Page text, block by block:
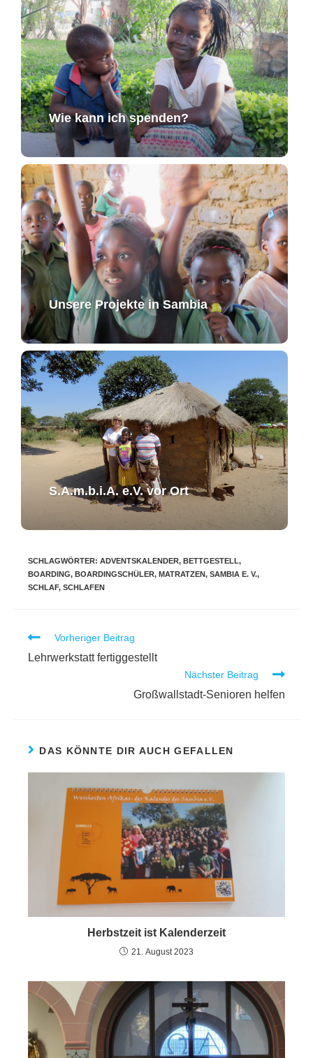
Wie kann ich spenden?
Unsere Projekte in Sambia
S.A.m.b.i.A. e.V. ​vor Ort​​
SCHLAGWÖRTER: ADVENTSKALENDER, BETTGESTELL,
BOARDING, BOARDINGSCHÜLER, MATRATZEN, SAMBIA E. V.,
SCHLAF, SCHLAFEN
Vorheriger Beitrag
Lehrwerkstatt fertiggestellt
Nächster Beitrag
Großwallstadt-Senioren helfen
DAS KÖNNTE DIR AUCH GEFALLEN
Herbstzeit ist Kalenderzeit
21. August 2023